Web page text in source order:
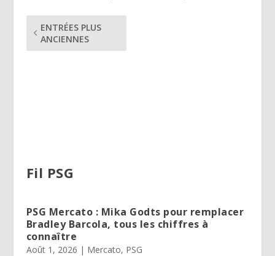
ENTRÉES PLUS
ANCIENNES
Fil PSG
PSG Mercato : Mika Godts pour remplacer
Bradley Barcola, tous les chiffres à
connaître
Août 1, 2026 | Mercato, PSG